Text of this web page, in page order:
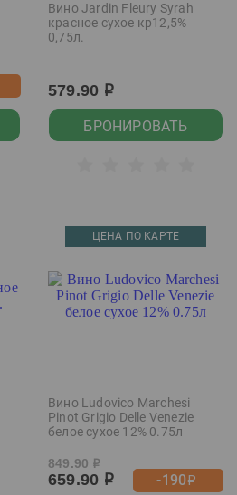
Вино Jardin Fleury Syrah
красное сухое кр12,5%
0,75л.
579.90 р
БРОНИРОВАТЬ
ЦЕНА ПО КАРТЕ
Вино Ludovico Marchesi
Pinot Grigio Delle Venezie
белое сухое 12% 0.75л
849.90 р
659.90 р -190р